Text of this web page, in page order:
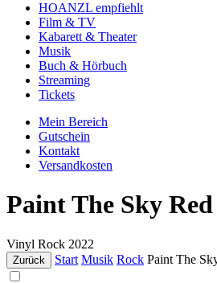
HOANZL empfiehlt
Film & TV
Kabarett & Theater
Musik
Buch & Hörbuch
Streaming
Tickets
Mein Bereich
Gutschein
Kontakt
Versandkosten
Paint The Sky
Vinyl Rock 2022
Zurück Start Musik Rock Paint The